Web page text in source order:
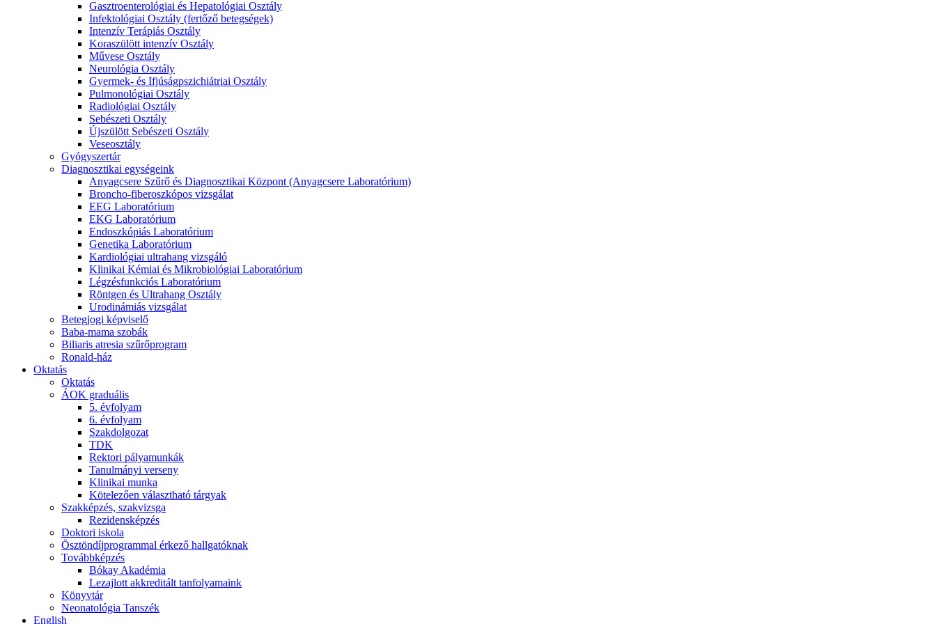
Gasztroenterológiai és Hepatológiai Osztály
Infektológiai Osztály (fertőző betegségek)
Intenzív Terápiás Osztály
Koraszülött intenzív Osztály
Művese Osztály
Neurológia Osztály
Gyermek- és Ifjúságpszichiátriai Osztály
Pulmonológiai Osztály
Radiológiai Osztály
Sebészeti Osztály
Újszülött Sebészeti Osztály
Veseosztály
Gyógyszertár
Diagnosztikai egységeink
Anyagcsere Szűrő és Diagnosztikai Központ (Anyagcsere Laboratórium)
Broncho-fiberoszkópos vizsgálat
EEG Laboratórium
EKG Laboratórium
Endoszkópiás Laboratórium
Genetika Laboratórium
Kardiológiai ultrahang vizsgáló
Klinikai Kémiai és Mikrobiológiai Laboratórium
Légzésfunkciós Laboratórium
Röntgen és Ultrahang Osztály
Urodinámiás vizsgálat
Betegjogi képviselő
Baba-mama szobák
Biliaris atresia szűrőprogram
Ronald-ház
Oktatás
Oktatás
ÁOK graduális
5. évfolyam
6. évfolyam
Szakdolgozat
TDK
Rektori pályamunkák
Tanulmányi verseny
Klinikai munka
Kötelezően választható tárgyak
Szakképzés, szakvizsga
Rezidensképzés
Doktori iskola
Ösztöndíjprogrammal érkező hallgatóknak
Továbbképzés
Bókay Akadémia
Lezajlott akkreditált tanfolyamaink
Könyvtár
Neonatológia Tanszék
English